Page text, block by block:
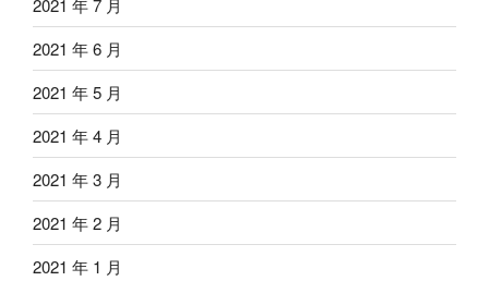
2021 年 7 月
2021 年 6 月
2021 年 5 月
2021 年 4 月
2021 年 3 月
2021 年 2 月
2021 年 1 月